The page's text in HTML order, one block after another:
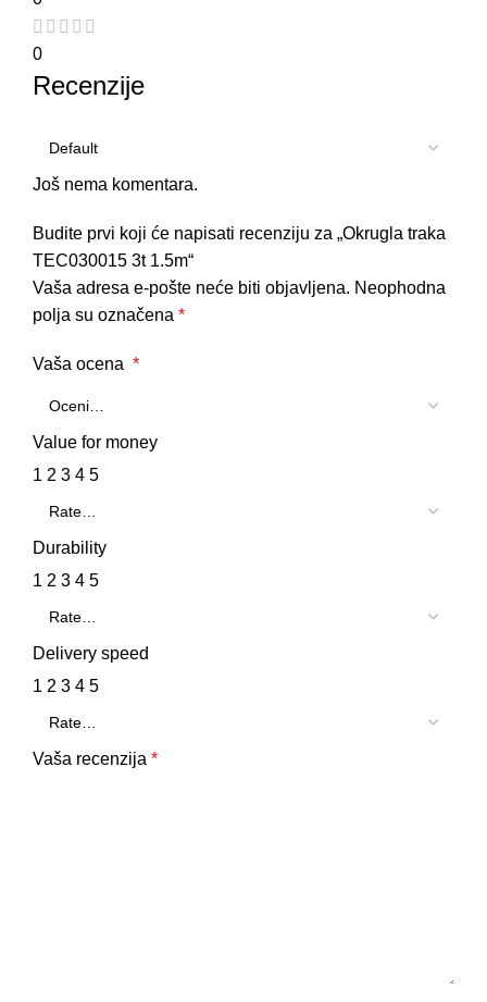
0
Recenzije
Još nema komentara.
Budite prvi koji će napisati recenziju za „Okrugla traka
TEC030015 3t 1.5m“
Vaša adresa e-pošte neće biti objavljena. Neophodna
polja su označena *
Vaša ocena *
Value for money
1 2 3 4 5
Durability
1 2 3 4 5
Delivery speed
1 2 3 4 5
Vaša recenzija *